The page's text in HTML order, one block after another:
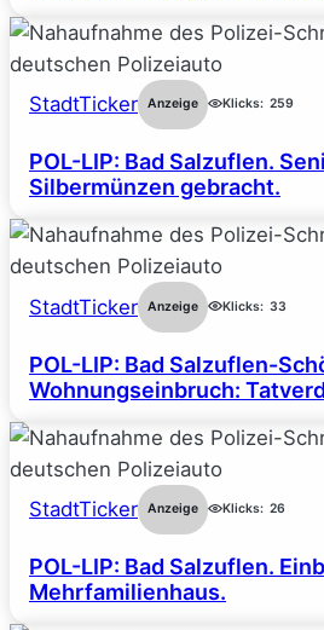
StadtTicker Anzeige Klicks: 259
POL-LIP: Bad Salzuflen.
Silbermünzen gebracht.
StadtTicker Anzeige Klicks: 33
POL-LIP: Bad Salzuflen-
Wohnungseinbruch:
StadtTicker Anzeige Klicks: 26
POL-LIP: Bad Salzuflen.
Mehrfamilienhaus.